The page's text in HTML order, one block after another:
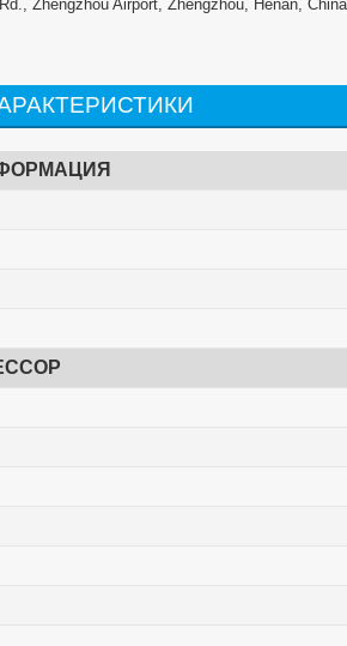
Zhengzhou Airport, Zhengzhou, Henan,